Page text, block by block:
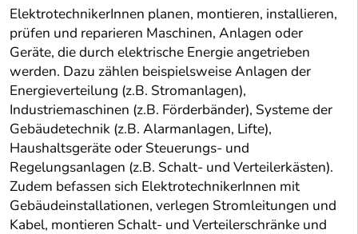
ElektrotechnikerInnen planen, montieren, installieren,
prüfen und reparieren Maschinen, Anlagen oder
Geräte, die durch elektrische Energie angetrieben
werden. Dazu zählen beispielsweise Anlagen der
Energieverteilung (z.B. Stromanlagen),
Industriemaschinen (z.B. Förderbänder), Systeme der
Gebäudetechnik (z.B. Alarmanlagen, Lifte),
Haushaltsgeräte oder Steuerungs- und
Regelungsanlagen (z.B. Schalt- und Verteilerkästen).
Zudem befassen sich ElektrotechnikerInnen mit
Gebäudeinstallationen, verlegen Stromleitungen und
Kabel, montieren Schalt- und Verteilerschränke und